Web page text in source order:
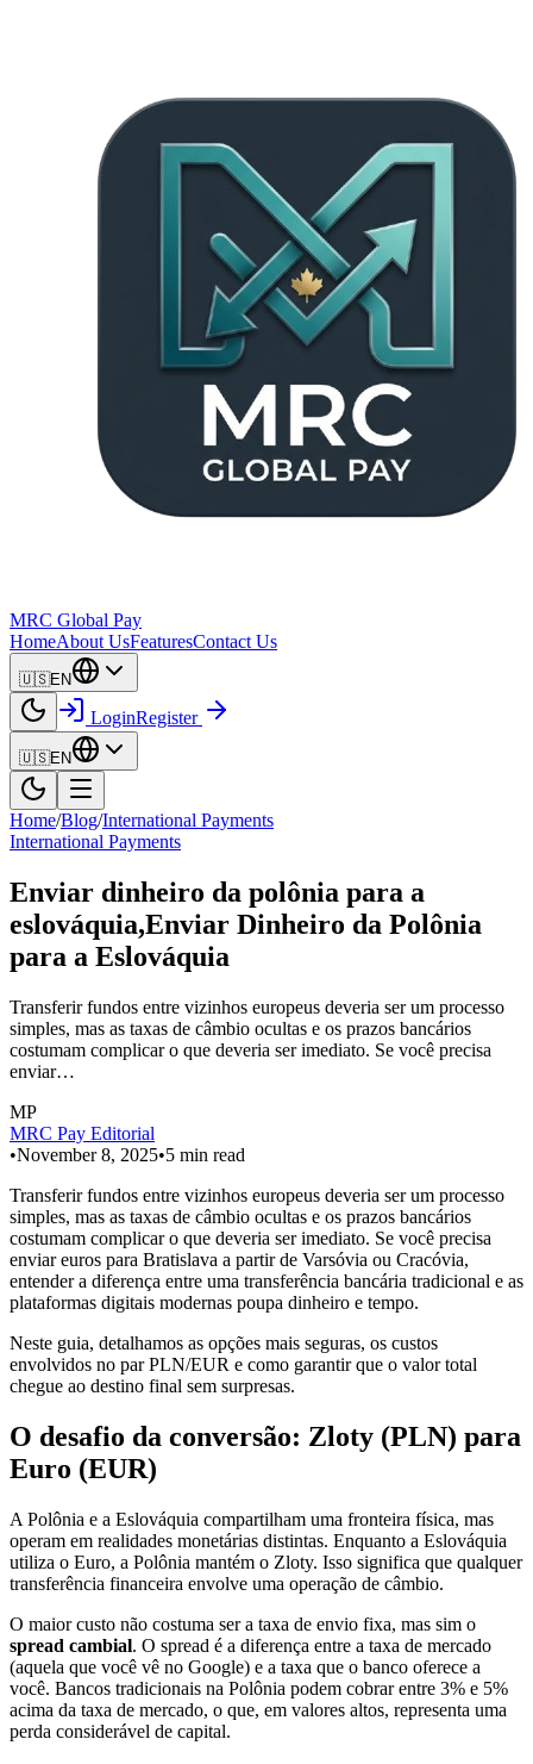
MRC Global Pay
HomeAbout UsFeaturesContact Us
🇺🇸EN
LoginRegister
🇺🇸EN
Home/Blog/International Payments
International Payments
Enviar dinheiro da polônia para a
eslováquia,Enviar Dinheiro da Polônia
para a Eslováquia
Transferir fundos entre vizinhos europeus deveria ser um processo
simples, mas as taxas de câmbio ocultas e os prazos bancários
costumam complicar o que deveria ser imediato. Se você precisa
enviar…
MP
MRC Pay Editorial
•November 8, 2025•5 min read
Transferir fundos entre vizinhos europeus deveria ser um processo
simples, mas as taxas de câmbio ocultas e os prazos bancários
costumam complicar o que deveria ser imediato. Se você precisa
enviar euros para Bratislava a partir de Varsóvia ou Cracóvia,
entender a diferença entre uma transferência bancária tradicional e as
plataformas digitais modernas poupa dinheiro e tempo.
Neste guia, detalhamos as opções mais seguras, os custos
envolvidos no par PLN/EUR e como garantir que o valor total
chegue ao destino final sem surpresas.
O desafio da conversão: Zloty (PLN) para
Euro (EUR)
A Polônia e a Eslováquia compartilham uma fronteira física, mas
operam em realidades monetárias distintas. Enquanto a Eslováquia
utiliza o Euro, a Polônia mantém o Zloty. Isso significa que qualquer
transferência financeira envolve uma operação de câmbio.
O maior custo não costuma ser a taxa de envio fixa, mas sim o
spread cambial. O spread é a diferença entre a taxa de mercado
(aquela que você vê no Google) e a taxa que o banco oferece a
você. Bancos tradicionais na Polônia podem cobrar entre 3% e 5%
acima da taxa de mercado, o que, em valores altos, representa uma
perda considerável de capital.